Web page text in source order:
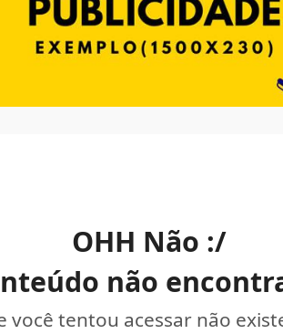
OHH Não :/
não
você tentou acessar não